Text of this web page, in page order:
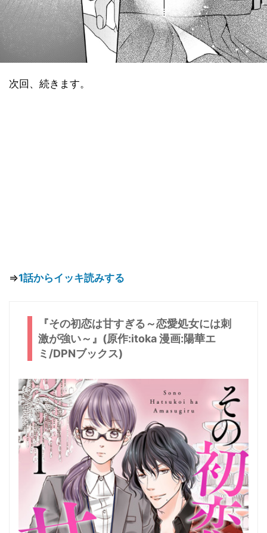
次回、続きます。
⇒1話からイッキ読みする
『その初恋は甘すぎる～恋愛処女には刺
激が強い～』(原作:itoka 漫画:陽華エ
ミ/DPNブックス)